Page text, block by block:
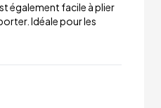
également facile à plier
Idéale pour les